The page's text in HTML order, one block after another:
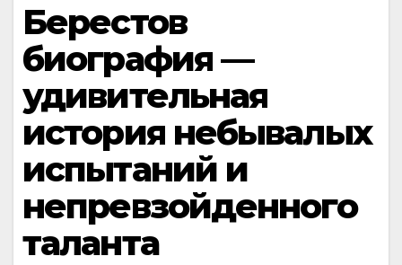
Берестов
биография —
удивительная
история небывалых
испытаний и
непревзойденного
таланта